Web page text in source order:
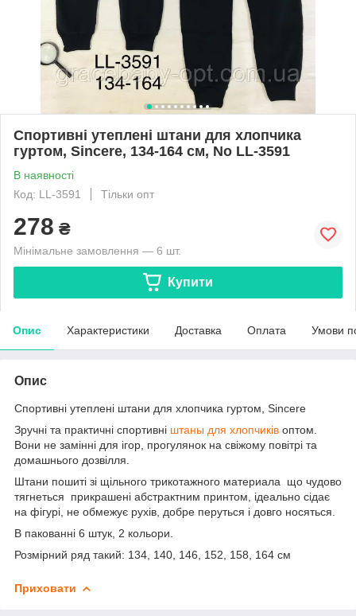
Спортивні утеплені штани для хлопчика
гуртом, Sincere, 134-164 см, No LL-3591
В наявності
Код: LL-3591
Тільки опт
278 ₴
Мінімальне замовлення — 6 шт.
Купити
Опис Характеристики Доставка Оплата Умови
Опис
Спортивні утеплені штани для хлопчика гуртом, Sincere
Зручні та практичні спортивні штаны для хлопчиків оптом.
Вони не замінні для ігор, прогулянок на свіжому повітрі та
домашнього дозвілля.
Штани пошиті зі щільного трикотажного материала що чудово
тягнеться прикрашені абстрактним принтом, ідеально сідає
на фігурі, не обмежує рухів, добре перуться і довго носяться.
В пакованні 6 штук, 2 кольори.
Розмірний ряд такий: 134, 140, 146, 152, 158, 164 см
Приховати